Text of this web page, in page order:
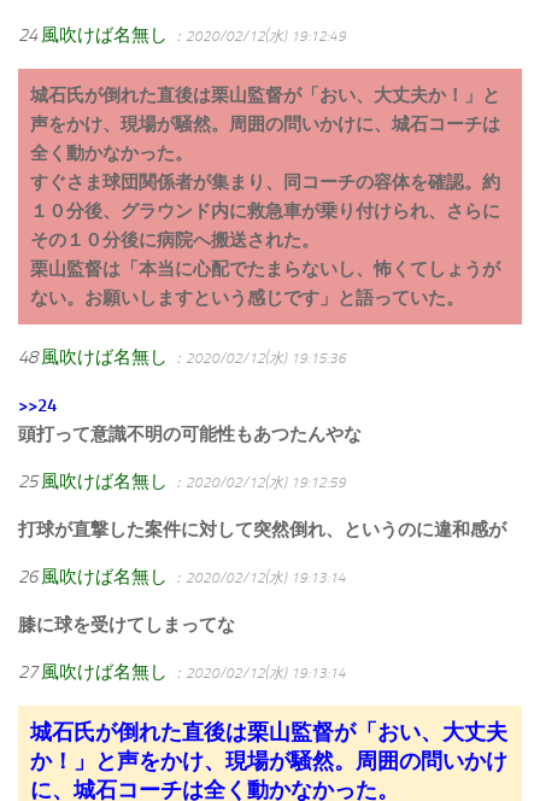
24 風吹けば名無し ：2020/02/12(水) 19:12:49
城石氏が倒れた直後は栗山監督が「おい、大丈夫か！」と
声をかけ、現場が騒然。周囲の問いかけに、城石コーチは
全く動かなかった。
すぐさま球団関係者が集まり、同コーチの容体を確認。約
１０分後、グラウンド内に救急車が乗り付けられ、さらに
その１０分後に病院へ搬送された。
栗山監督は「本当に心配でたまらないし、怖くてしょうが
ない。お願いしますという感じです」と語っていた。
48 風吹けば名無し ：2020/02/12(水) 19:15:36
>>24
頭打って意識不明の可能性もあつたんやな
25 風吹けば名無し ：2020/02/12(水) 19:12:59
打球が直撃した案件に対して突然倒れ、というのに違和感が
26 風吹けば名無し ：2020/02/12(水) 19:13:14
膝に球を受けてしまってな
27 風吹けば名無し ：2020/02/12(水) 19:13:14
城石氏が倒れた直後は栗山監督が「おい、大丈夫
か！」と声をかけ、現場が騒然。周囲の問いかけ
に、城石コーチは全く動かなかった。